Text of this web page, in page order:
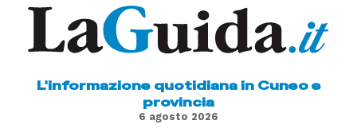
L'informazione quotidiana in Cuneo e
provincia
6 agosto 2026